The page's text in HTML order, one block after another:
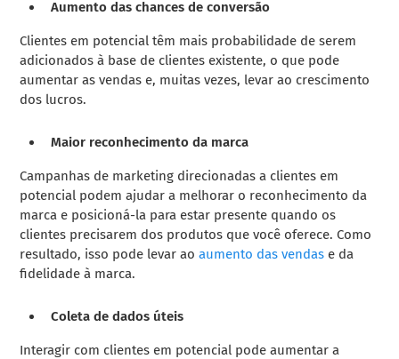
Aumento das chances de conversão
Clientes em potencial têm mais probabilidade de serem
adicionados à base de clientes existente, o que pode
aumentar as vendas e, muitas vezes, levar ao crescimento
dos lucros.
Maior reconhecimento da marca
Campanhas de marketing direcionadas a clientes em
potencial podem ajudar a melhorar o reconhecimento da
marca e posicioná-la para estar presente quando os
clientes precisarem dos produtos que você oferece. Como
resultado, isso pode levar aoaumento das vendas e da
fidelidade à marca.
Coleta de dados úteis
Interagir com clientes em potencial pode aumentar a